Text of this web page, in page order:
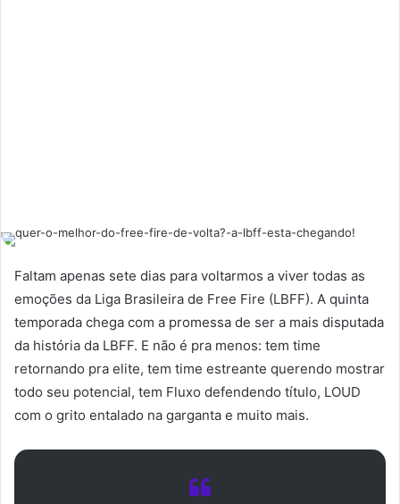
Faltam apenas sete dias para voltarmos a viver todas as
emoções da Liga Brasileira de Free Fire (LBFF). A quinta
temporada chega com a promessa de ser a mais disputada
da história da LBFF. E não é pra menos: tem time
retornando pra elite, tem time estreante querendo mostrar
todo seu potencial, tem Fluxo defendendo título, LOUD
com o grito entalado na garganta e muito mais.